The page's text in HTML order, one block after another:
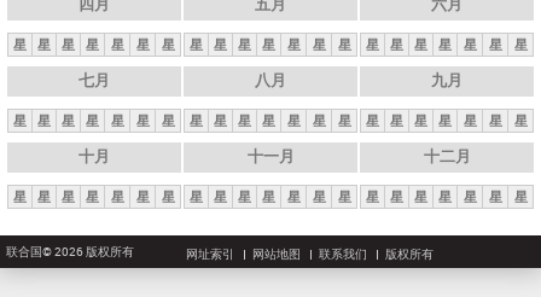
星 星 星 星 星 星 星 星 星 星 星 星 星 星 星 星 星 星 星 星 星
七月
星 星 星 星 星 星 星
八月
星 星 星 星 星 星 星
九月
星 星 星 星 星 星 星
十月
星 星 星 星 星 星 星
十一月
星 星 星 星 星 星 星
十二月
星 星 星 星 星 星 星
联合国© 2026 版权所有 网址索引 网站地图 联系我们 版权所有